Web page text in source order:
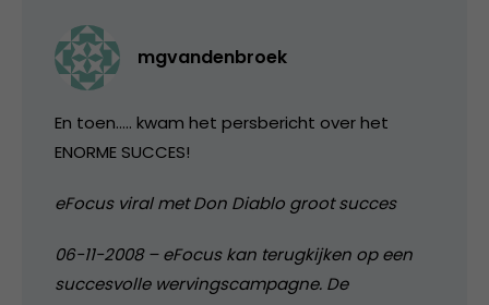
mgvandenbroek
En toen….. kwam het persbericht over het
ENORME SUCCES!
eFocus viral met Don Diablo groot succes
06-11-2008 – eFocus kan terugkijken op een
succesvolle wervingscampagne. De